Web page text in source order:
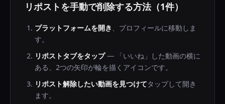
リポストを手動で削除する方法（1件）
プラットフォームを開き 、プロフィールに移動しま
す。
リポストタブをタップ— 「いいね」した動画の横に
ある、2つの矢印が輪を描くアイコンです。
リポスト解除したい動画を見つけてタップして開き
ます。